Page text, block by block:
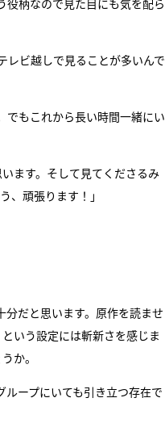
役柄なので見た目にも気を配ら
レビ越しで見ることが多いんで
でもこれから長い時間一緒にい
ます。そして見てくださるみ
、頑張ります！」
分だと思います。原作を読ませ
いう設定には斬新さを感じま
か。
ープにいても引き立つ存在で